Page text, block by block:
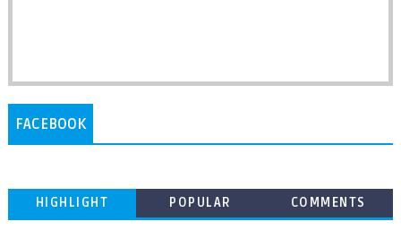
FACEBOOK
HIGHLIGHT POPULAR COMMENTS